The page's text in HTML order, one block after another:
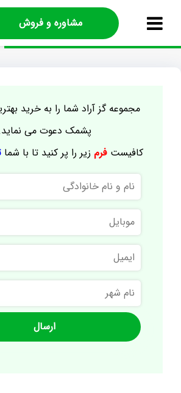
مشاوره و فروش
مجموعه گز آراد شما را به خرید
پشمک دعوت می
کافیستفرم زیر را پر کنید تا با شما
نام
و
نام
خانوادگی
موبایل
ایمیل
نام
شهر